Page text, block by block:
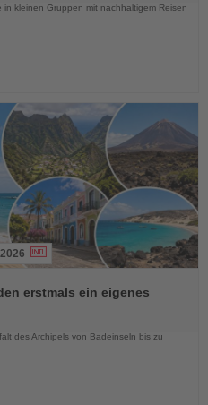
kleinen Gruppen mit nachhaltigem Reisen
erstmals ein eigenes
des Archipels von Badeinseln bis zu